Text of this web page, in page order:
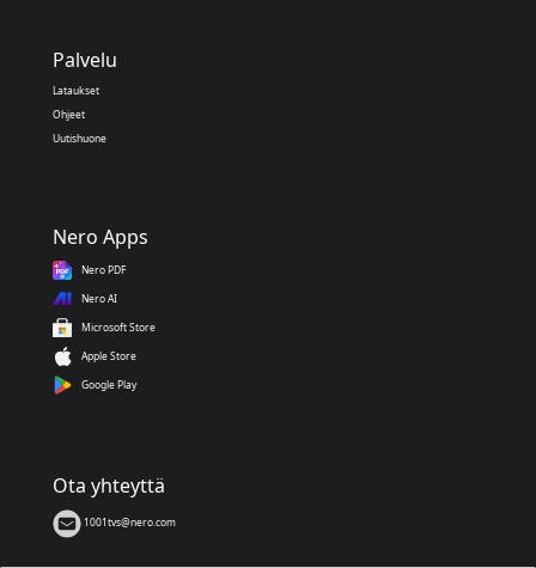
Palvelu
Lataukset
Ohjeet
Uutishuone
Nero Apps
Nero PDF
Nero AI
Microsoft Store
Apple Store
Google Play
Ota yhteyttä
1001tvs@nero.com